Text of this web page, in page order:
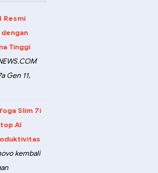
Resmi
Tinggi
Gen 11,
Slim 7i
AI
kembali